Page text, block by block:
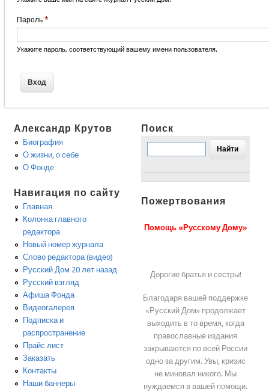
Пароль *
Укажите пароль, соответствующий вашему имени пользователя.
Александр Крутов
Биография
О жизни, о себе
О Фонде
Навигация по сайту
Главная
Колонка главного
редактора
Новый номер журнала
Слово редактора (видео)
Русский Дом 20 лет назад
Русский взгляд
Афиша Фонда
Видеогалерея
Подписка и
распространение
Прайс лист
Заказать
Контакты
Наши баннеры
Поиск
Пожертвования
Помощь «Русскому Дому»
Дорогие братья и сестры!
Благодаря вашей поддержке
«Русский Дом» продолжает
выходить в то время, когда
православные издания
закрываются по всей России
одно за другим. Увы, кризис
не миновал никого. Мы
нуждаемся в вашей помощи.